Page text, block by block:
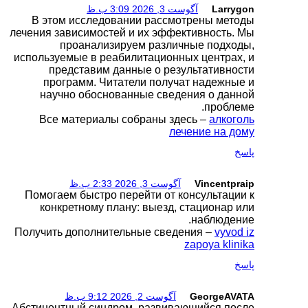
В этом
лечения
используемые в
представим
программ.
научно
Все материалы
Помогаем быстро
конкретному
Получить